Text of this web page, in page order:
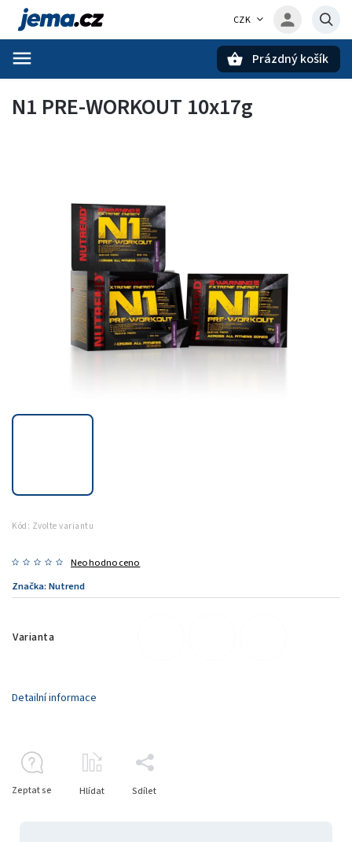
CZK
Prázdný košík
N1 PRE-WORKOUT 10x17g
Kód: Zvolte variantu
Neohodnoceno
Značka: Nutrend
Varianta
Detailní informace
Zeptat se Hlídat Sdílet